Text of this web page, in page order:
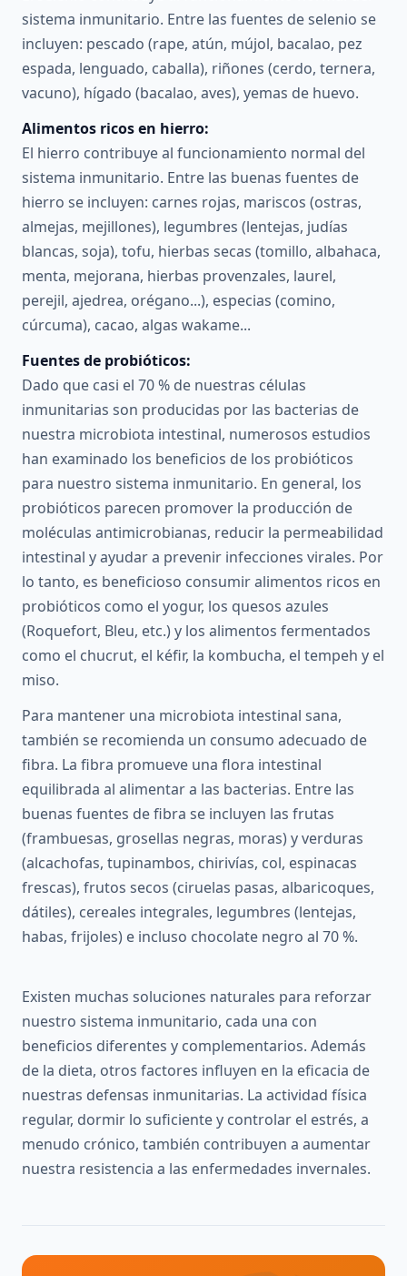
sistema inmunitario. Entre las fuentes de selenio se
incluyen: pescado (rape, atún, mújol, bacalao, pez
espada, lenguado, caballa), riñones (cerdo, ternera,
vacuno), hígado (bacalao, aves), yemas de huevo.
Alimentos ricos en hierro:
El hierro contribuye al funcionamiento normal del
sistema inmunitario. Entre las buenas fuentes de
hierro se incluyen: carnes rojas, mariscos (ostras,
almejas, mejillones), legumbres (lentejas, judías
blancas, soja), tofu, hierbas secas (tomillo, albahaca,
menta, mejorana, hierbas provenzales, laurel,
perejil, ajedrea, orégano...), especias (comino,
cúrcuma), cacao, algas wakame...
Fuentes de probióticos:
Dado que casi el 70 % de nuestras células
inmunitarias son producidas por las bacterias de
nuestra microbiota intestinal, numerosos estudios
han examinado los beneficios de los probióticos
para nuestro sistema inmunitario. En general, los
probióticos parecen promover la producción de
moléculas antimicrobianas, reducir la permeabilidad
intestinal y ayudar a prevenir infecciones virales. Por
lo tanto, es beneficioso consumir alimentos ricos en
probióticos como el yogur, los quesos azules
(Roquefort, Bleu, etc.) y los alimentos fermentados
como el chucrut, el kéfir, la kombucha, el tempeh y el
miso.
Para mantener una microbiota intestinal sana,
también se recomienda un consumo adecuado de
fibra. La fibra promueve una flora intestinal
equilibrada al alimentar a las bacterias. Entre las
buenas fuentes de fibra se incluyen las frutas
(frambuesas, grosellas negras, moras) y verduras
(alcachofas, tupinambos, chirivías, col, espinacas
frescas), frutos secos (ciruelas pasas, albaricoques,
dátiles), cereales integrales, legumbres (lentejas,
habas, frijoles) e incluso chocolate negro al 70 %.
Existen muchas soluciones naturales para reforzar
nuestro sistema inmunitario, cada una con
beneficios diferentes y complementarios. Además
de la dieta, otros factores influyen en la eficacia de
nuestras defensas inmunitarias. La actividad física
regular, dormir lo suficiente y controlar el estrés, a
menudo crónico, también contribuyen a aumentar
nuestra resistencia a las enfermedades invernales.